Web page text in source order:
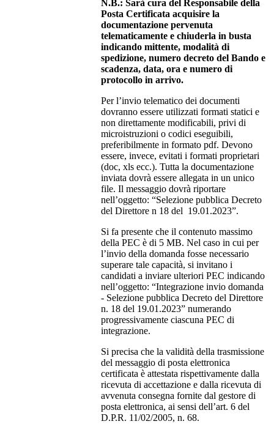
N.B.: Sarà cura del Responsabile della
Posta Certificata acquisire la
documentazione pervenuta
telematicamente e chiuderla in busta
indicando mittente, modalità di
spedizione, numero decreto del Bando e
scadenza, data, ora e numero di
protocollo in arrivo.
Per l’invio telematico dei documenti
dovranno essere utilizzati formati statici e
non direttamente modificabili, privi di
microistruzioni o codici eseguibili,
preferibilmente in formato pdf. Devono
essere, invece, evitati i formati proprietari
(doc, xls ecc.). Tutta la documentazione
inviata dovrà essere allegata in un unico
file. Il messaggio dovrà riportare
nell’oggetto: “Selezione pubblica Decreto
del Direttore n 18 del 19.01.2023”.
Si fa presente che il contenuto massimo
della PEC è di 5 MB. Nel caso in cui per
l’invio della domanda fosse necessario
superare tale capacità, si invitano i
candidati a inviare ulteriori PEC indicando
nell’oggetto: “Integrazione invio domanda
- Selezione pubblica Decreto del Direttore
n. 18 del 19.01.2023” numerando
progressivamente ciascuna PEC di
integrazione.
Si precisa che la validità della trasmissione
del messaggio di posta elettronica
certificata è attestata rispettivamente dalla
ricevuta di accettazione e dalla ricevuta di
avvenuta consegna fornite dal gestore di
posta elettronica, ai sensi dell’art. 6 del
D.P.R. 11/02/2005, n. 68.